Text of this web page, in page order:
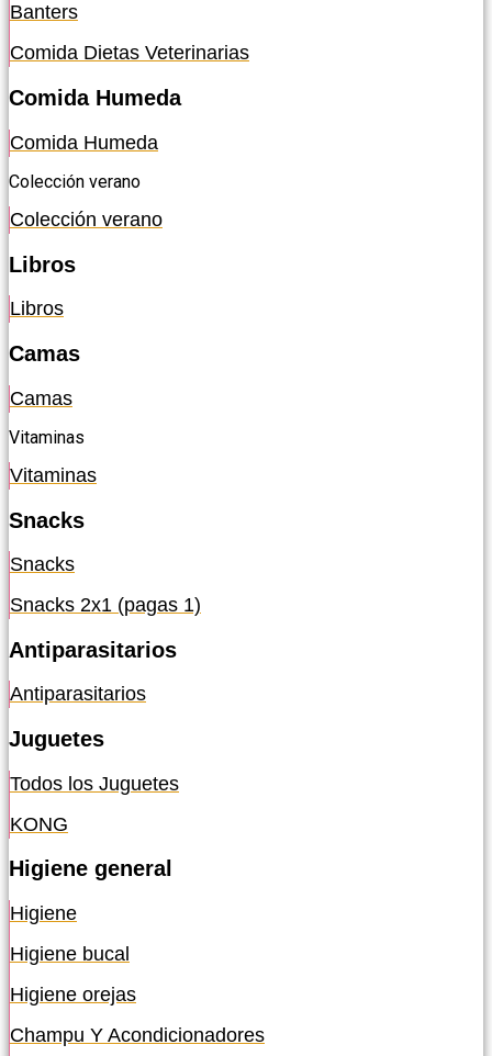
Banters
Comida Dietas Veterinarias
Comida Humeda
Comida Humeda
Colección verano
Colección verano
Libros
Libros
Camas
Camas
Vitaminas
Vitaminas
Snacks
Snacks
Snacks 2x1 (pagas 1)
Antiparasitarios
Antiparasitarios
Juguetes
Todos los Juguetes
KONG
Higiene general
Higiene
Higiene bucal
Higiene orejas
Champu Y Acondicionadores